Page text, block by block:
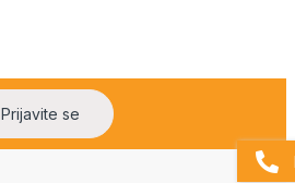
Prijavite se